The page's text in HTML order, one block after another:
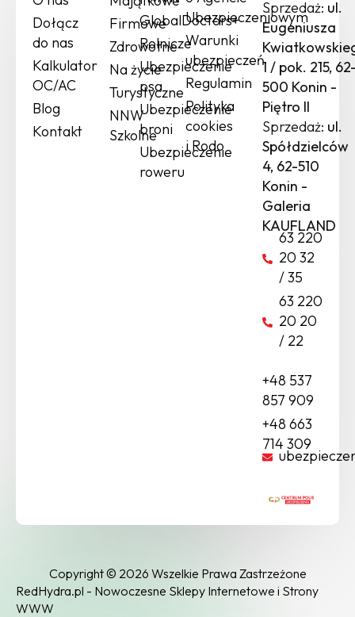
Dołącz
do nas
Kalkulator
OC/AC
Blog
Kontakt
Firmowe
Zdrowotne
Na życie
Turystyczne
NNW
Szkolne
GlobalDoctors+
Rolnicze
Ubezpieczenie
psa
Ubezpieczenie
broni
Ubezpieczenie
roweru
Ubezpieczeniowym
Warunki
ubezpieczeń
Regulamin
Polityka
cookies
i Rodo
Sprzedaż: ul.
Eugeniusza
1 / pok. 215,
500 Konin -
Piętro II
Sprzedaż: ul.
Spółdzielców
4, 62-510
Konin -
Galeria
KAUFLAND
63 220
20 32
/ 35
63 220
20 20
/ 22
+48 537
857 909
+48 663
714 309
Copyright © 2026 Wszelkie Prawa Zastrzeżone
RedHydra.pl - Nowoczesne Sklepy Internetowe i Strony
WWW